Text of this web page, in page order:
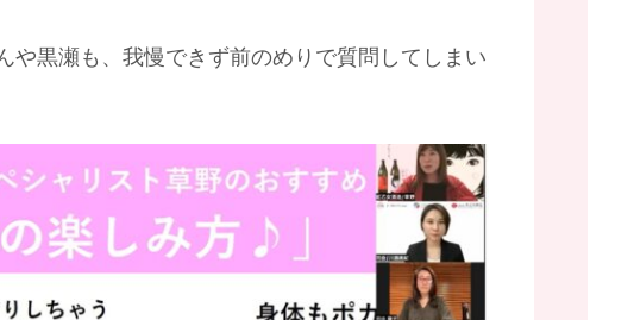
や黒瀬も、我慢できず前のめりで質問してしまい